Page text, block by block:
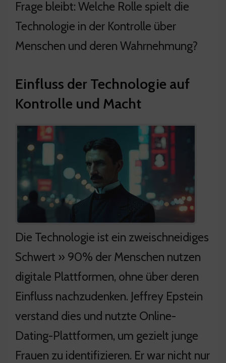
Frage bleibt: Welche Rolle spielt die
Technologie in der Kontrolle über
Menschen und deren Wahrnehmung?
Einfluss der Technologie auf
Kontrolle und Macht
Die Technologie ist ein zweischneidiges
Schwert » 90% der Menschen nutzen
digitale Plattformen, ohne über deren
Einfluss nachzudenken. Jeffrey Epstein
verstand dies und nutzte Online-
Dating-Plattformen, um gezielt junge
Frauen zu identifizieren. Er war nicht nur